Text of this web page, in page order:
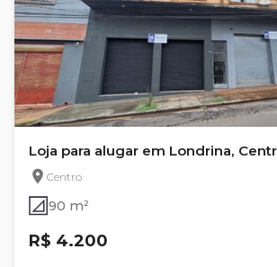
Loja para alugar em Londrina,
Centro
90 m²
R$ 4.200